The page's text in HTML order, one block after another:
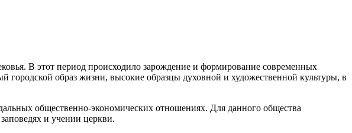
В этот период происходило зарождение и формирование современных
городской образ жизни, высокие образцы духовной и художественной культуры, в
общественно-экономических отношениях. Для данного общества
и учении церкви.